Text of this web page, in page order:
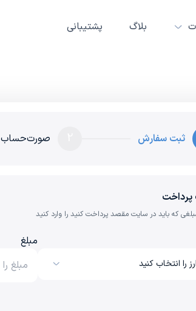
بلاگ پشتیبانی
ثبت سفارش صورت‌حساب
پرداخت
که باید در سایت مقصد پرداخت کنید را وارد کنید
را انتخاب کنید
مبلغ